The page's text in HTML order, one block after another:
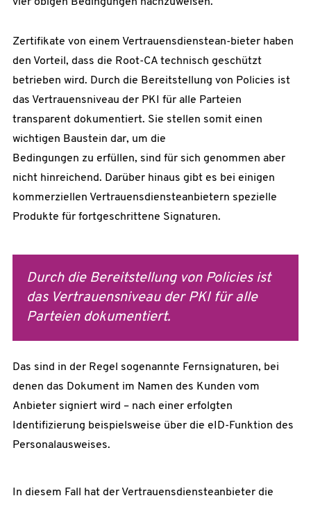
Zertifikate von einem Vertrauensdienstean-bieter haben
den Vorteil, dass die Root-CA technisch geschützt
betrieben wird. Durch die Bereitstellung von Policies ist
das Vertrauensniveau der PKI für alle Parteien
transparent dokumentiert. Sie stellen somit einen
wichtigen Baustein dar, um die
Bedingungen zu erfüllen, sind für sich genommen aber
nicht hinreichend. Darüber hinaus gibt es bei einigen
kommerziellen Vertrauensdiensteanbietern spezielle
Produkte für fortgeschrittene Signaturen.
Durch die Bereitstellung von Policies ist
das Vertrauensniveau der PKI für alle
Parteien dokumentiert.
Das sind in der Regel sogenannte Fernsignaturen, bei
denen das Dokument im Namen des Kunden vom
Anbieter signiert wird – nach einer erfolgten
Identifizierung beispielsweise über die eID-Funktion des
Personalausweises.
In diesem Fall hat der Vertrauensdiensteanbieter die